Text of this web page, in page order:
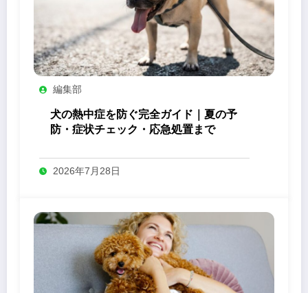
編集部
犬の熱中症を防ぐ完全ガイド｜夏の予
防・症状チェック・応急処置まで
2026年7月28日